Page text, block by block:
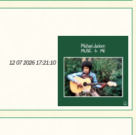
12 07 2026 17:21:10